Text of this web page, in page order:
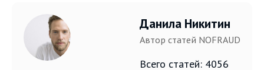
Данила Никитин
Автор статей NOFRAUD
Всего статей: 4056